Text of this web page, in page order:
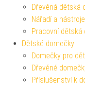
Dřevěná dětská
Nářadí a nástroje
Pracovní dětská
Dětské domečky
Domečky pro
Dřevěné
Příslušenství k